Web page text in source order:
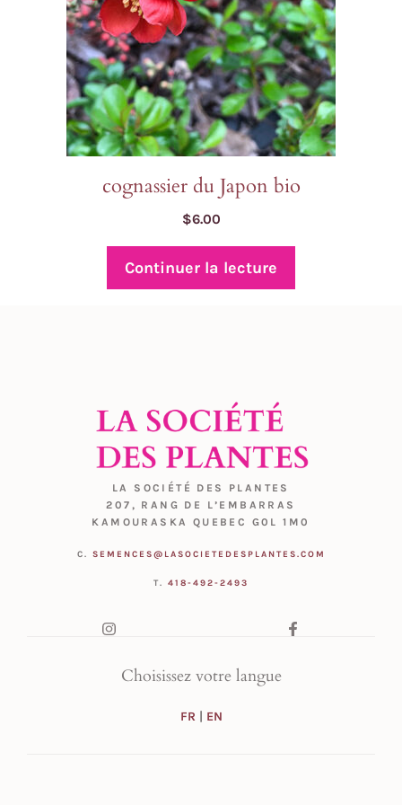
cognassier du Japon bio
$6.00
Continuer la lecture
LA SOCIÉTÉ DES PLANTES
207, RANG DE L’EMBARRAS
KAMOURASKA QUEBEC G0L 1M0
C. SEMENCES@LASOCIETEDESPLANTES.COM
T. 418-492-2493
Choisissez votre langue
FR | EN